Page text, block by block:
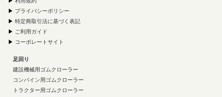
▶ プライバシーポリシー
▶ 特定商取引法に基づく表記
▶ ご利用ガイド
▶ コーポレートサイト
足回り
建設機械用ゴムクローラー
コンバイン用ゴムクローラー
トラクター用ゴムクローラー